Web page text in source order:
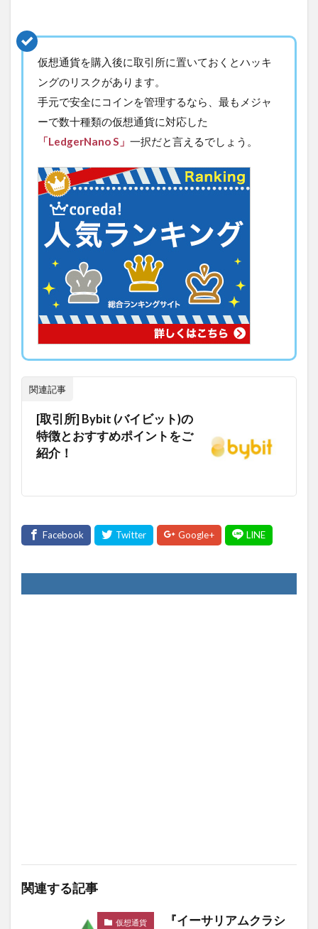
仮想通貨を購入後に取引所に置いておくとハッキ
ングのリスクがあります。
手元で安全にコインを管理するなら、最もメジャ
ーで数十種類の仮想通貨に対応した
「LedgerNano S」 一択だと言えるでしょう。
関連記事
[取引所] Bybit (バイビット)の
特徴とおすすめポイントをご
紹介！
関連する記事
仮想通貨
『イーサリアムクラシ